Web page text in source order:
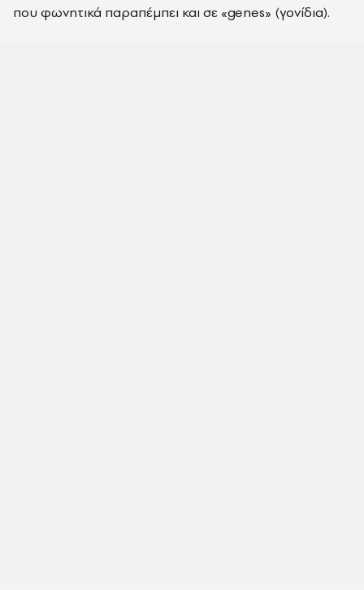
που φωνητικά παραπέμπει και σε «genes» (γονίδια).